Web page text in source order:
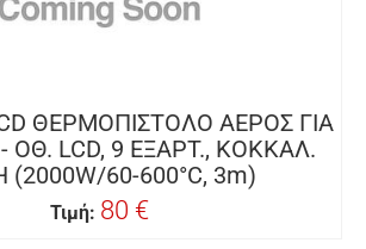
ΘΕΡΜΟΠΙΣΤΟΛΟ ΑΕΡΟΣ ΓΙΑ
ΟΘ. LCD, 9 ΕΞΑΡΤ., ΚΟΚΚΑΛ.
60-600°C, 3m)
Τιμή: 80 €